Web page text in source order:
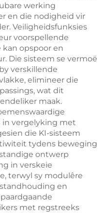
werking
en die nodigheid vir
Veiligheidsfunksies
voorspellende
opspoor en
Die sisteem se vermoë
verskillende
elimineer die
wat dit
maak.
vergelyking met
die KI-sisteem
tydens beweging
ontwerp
in verskeie
terwyl sy modulêre
en
met regstreeks